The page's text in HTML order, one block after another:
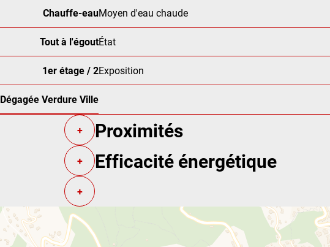
Chauffe-eauMoyen d'eau chaude
Tout à l'égoutÉtat
1er étage / 2Exposition
Dégagée Verdure Ville
+ Proximités
+ Efficacité énergétique
+